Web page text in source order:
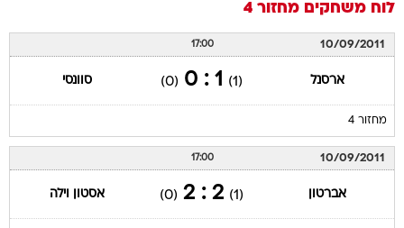
לוח משחקים מחזור 4
10/09/2011
17:00
ארסנל (1)
1 : 0
(0) סוונסי
מחזור 4
10/09/2011
17:00
אברטון (1)
2 : 2
(0) אסטון וילה